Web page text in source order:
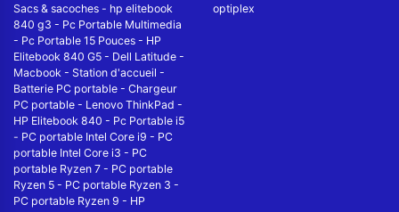
Sacs & sacoches - hp elitebook
840 g3 - Pc Portable Multimedia
- Pc Portable 15 Pouces - HP
Elitebook 840 G5 - Dell Latitude -
Macbook - Station d'accueil -
Batterie PC portable - Chargeur
PC portable - Lenovo ThinkPad -
HP Elitebook 840 - Pc Portable i5
- PC portable Intel Core i9 - PC
portable Intel Core i3 - PC
portable Ryzen 7 - PC portable
Ryzen 5 - PC portable Ryzen 3 -
PC portable Ryzen 9 - HP
optiplex